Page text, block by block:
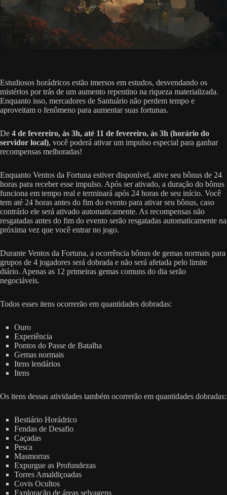
Estudiosos horádricos estão imersos em estudos, desvendando os
mistérios por trás de um aumento repentino na riqueza materializada.
Enquanto isso, mercadores de Santuário não perdem tempo e
aproveitam o fenômeno para aumentar suas fortunas.
De 4 de fevereiro, às 3h, até 11 de fevereiro, às 3h (horário do
servidor local), você poderá ativar um impulso especial para ganhar
recompensas melhoradas!
Enquanto Ventos da Fortuna estiver disponível, ative seu bônus de 24
horas para receber esse impulso. Após ser ativado, a duração do bônus
funciona em tempo real e terminará após 24 horas de seu início. Você
tem até 24 horas antes do fim do evento para ativar seu bônus, caso
contrário ele será ativado automaticamente. As recompensas não
resgatadas antes do fim do evento serão resgatadas automaticamente na
próxima vez que você entrar no jogo.
Durante Ventos da Fortuna, a ocorrência bônus de gemas normais para
grupos de 4 jogadores será dobrada e não será afetada pelo limite
diário. Apenas as 12 primeiras gemas comuns do dia serão
negociáveis.
Todos esses itens ocorrerão em quantidades dobradas:
Ouro
Experiência
Pontos do Passe de Batalha
Gemas normais
Itens lendários
Itens
Os itens dessas atividades também ocorrerão em quantidades dobradas:
Bestiário Horádrico
Fendas de Desafio
Caçadas
Pesca
Masmorras
Expurgue as Profundezas
Torres Amaldiçoadas
Covis Ocultos
Exploração de áreas selvagens